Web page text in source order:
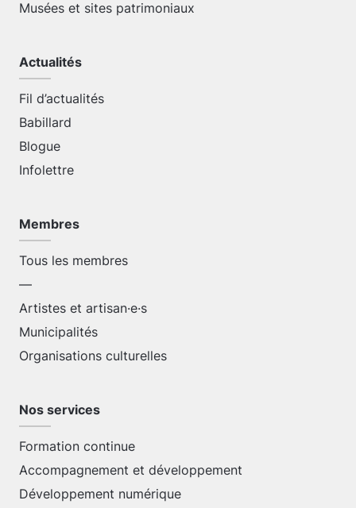
Musées et sites patrimoniaux
Actualités
Fil d’actualités
Babillard
Blogue
Infolettre
Membres
Tous les membres
—
Artistes et artisan·e·s
Municipalités
Organisations culturelles
Nos services
Formation continue
Accompagnement et développement
Développement numérique